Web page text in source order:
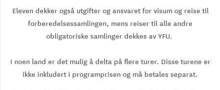
Eleven dekker også utgifter og ansvaret for visum og reise til
forberedelsessamlingen, mens reiser til alle andre
obligatoriske samlinger dekkes av YFU.
I noen land er det mulig å delta på flere turer. Disse turene er
ikke inkludert i programprisen og må betales separat.